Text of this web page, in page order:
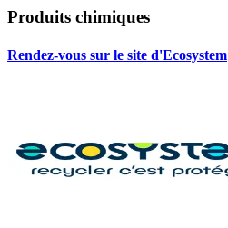
Produits chimiques
Rendez-vous sur le site d'Ecosystem